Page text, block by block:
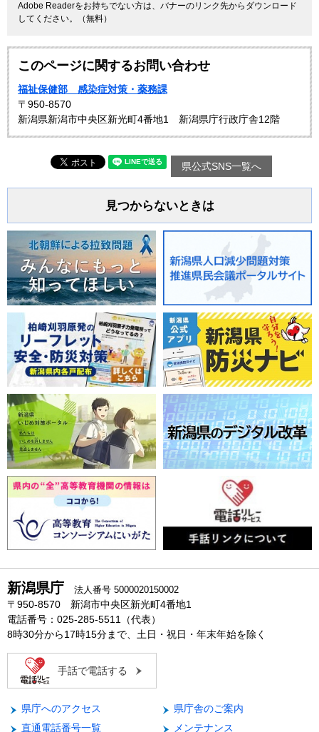
Adobe Readerをお持ちでない方は、バナーのリンク先からダウンロード
してください。（無料）
このページに関するお問い合わせ
福祉保健部 感染症対策・薬務課
〒950-8570
新潟県新潟市中央区新光町4番地1 新潟県庁行政庁舎12階
県公式SNS一覧へ
見つからないときは
新潟県庁 法人番号 5000020150002
〒950-8570 新潟市中央区新光町4番地1
電話番号：025-285-5511（代表）
8時30分から17時15分まで、土日・祝日・年末年始を除く
手話で電話する
県庁へのアクセス
県庁舎のご案内
直通電話番号一覧
メンテナンス